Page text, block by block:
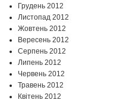
Грудень 2012
Листопад 2012
Жовтень 2012
Вересень 2012
Серпень 2012
Липень 2012
Червень 2012
Травень 2012
Квітень 2012